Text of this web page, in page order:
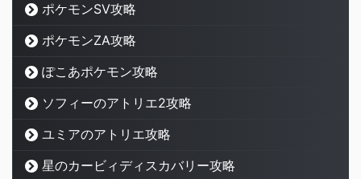
ポケモンSV攻略
ポケモンZA攻略
ぽこあポケモン攻略
ソフィーのアトリエ2攻略
ユミアのアトリエ攻略
星のカービィディスカバリー攻略